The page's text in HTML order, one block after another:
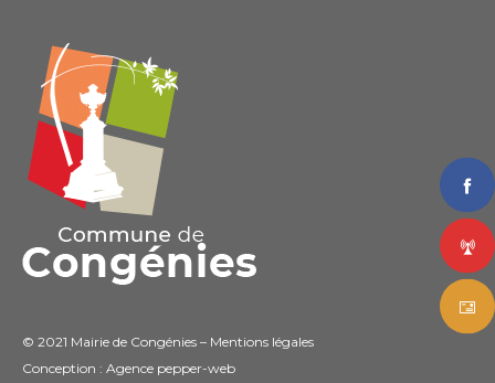
© 2021 Mairie de Congénies – Mentions légales
Conception : Agence pepper-web